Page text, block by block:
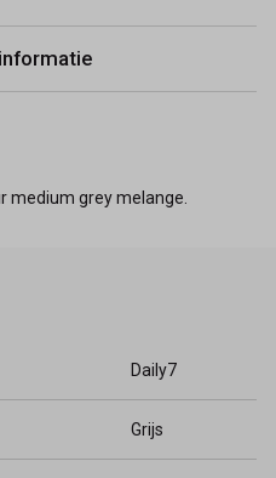
medium grey melange.
Daily7
Grijs